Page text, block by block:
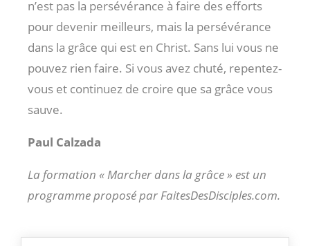
n’est pas la persévérance à faire des efforts
pour devenir meilleurs, mais la persévérance
dans la grâce qui est en Christ. Sans lui vous ne
pouvez rien faire. Si vous avez chuté, repentez-
vous et continuez de croire que sa grâce vous
sauve.
Paul Calzada
La formation « Marcher dans la grâce » est un
programme proposé par FaitesDesDisciples.com.